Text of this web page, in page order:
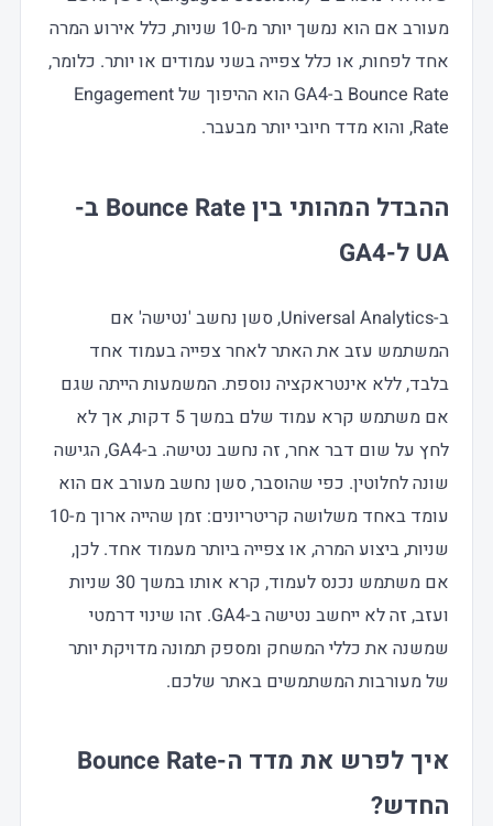
מעורב אם הוא נמשך יותר מ-10 שניות, כלל אירוע המרה
אחד לפחות, או כלל צפייה בשני עמודים או יותר. כלומר,
Bounce Rate ב-GA4 הוא ההיפוך של Engagement
Rate, והוא מדד חיובי יותר מבעבר.
ההבדל המהותי בין Bounce Rate ב-
UA ל-GA4
ב-Universal Analytics, סשן נחשב 'נטישה' אם
המשתמש עזב את האתר לאחר צפייה בעמוד אחד
בלבד, ללא אינטראקציה נוספת. המשמעות הייתה שגם
אם משתמש קרא עמוד שלם במשך 5 דקות, אך לא
לחץ על שום דבר אחר, זה נחשב נטישה. ב-GA4, הגישה
שונה לחלוטין. כפי שהוסבר, סשן נחשב מעורב אם הוא
עומד באחד משלושה קריטריונים: זמן שהייה ארוך מ-10
שניות, ביצוע המרה, או צפייה ביותר מעמוד אחד. לכן,
אם משתמש נכנס לעמוד, קרא אותו במשך 30 שניות
ועזב, זה לא ייחשב נטישה ב-GA4. זהו שינוי דרמטי
שמשנה את כללי המשחק ומספק תמונה מדויקת יותר
של מעורבות המשתמשים באתר שלכם.
איך לפרש את מדד ה-Bounce Rate
החדש?